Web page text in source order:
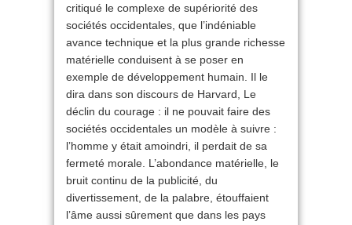
critiqué le complexe de supériorité des
sociétés occidentales, que l’indéniable
avance technique et la plus grande richesse
matérielle conduisent à se poser en
exemple de développement humain. Il le
dira dans son discours de Harvard, Le
déclin du courage : il ne pouvait faire des
sociétés occidentales un modèle à suivre :
l’homme y était amoindri, il perdait de sa
fermeté morale. L’abondance matérielle, le
bruit continu de la publicité, du
divertissement, de la palabre, étouffaient
l’âme aussi sûrement que dans les pays